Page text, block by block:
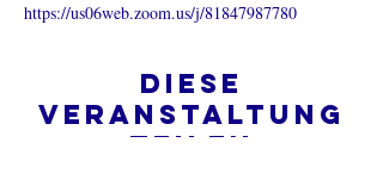
https://us06web.zoom.us/j/81847987780
Diese
Veranstaltung
teilen